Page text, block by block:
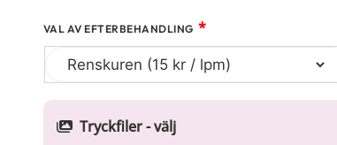
VAL AV EFTERBEHANDLING *
Tryckfiler - välj